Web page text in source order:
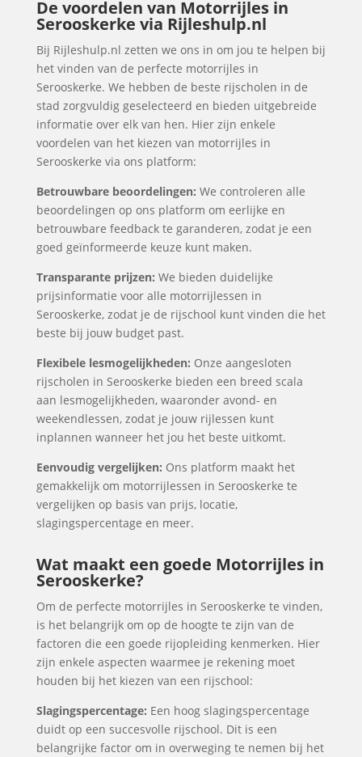
De voordelen van Motorrijles in
Serooskerke via Rijleshulp.nl
Bij Rijleshulp.nl zetten we ons in om jou te helpen bij
het vinden van de perfecte motorrijles in
Serooskerke. We hebben de beste rijscholen in de
stad zorgvuldig geselecteerd en bieden uitgebreide
informatie over elk van hen. Hier zijn enkele
voordelen van het kiezen van motorrijles in
Serooskerke via ons platform:
Betrouwbare beoordelingen: We controleren alle
beoordelingen op ons platform om eerlijke en
betrouwbare feedback te garanderen, zodat je een
goed geïnformeerde keuze kunt maken.
Transparante prijzen: We bieden duidelijke
prijsinformatie voor alle motorrijlessen in
Serooskerke, zodat je de rijschool kunt vinden die het
beste bij jouw budget past.
Flexibele lesmogelijkheden: Onze aangesloten
rijscholen in Serooskerke bieden een breed scala
aan lesmogelijkheden, waaronder avond- en
weekendlessen, zodat je jouw rijlessen kunt
inplannen wanneer het jou het beste uitkomt.
Eenvoudig vergelijken: Ons platform maakt het
gemakkelijk om motorrijlessen in Serooskerke te
vergelijken op basis van prijs, locatie,
slagingspercentage en meer.
Wat maakt een goede Motorrijles in
Serooskerke?
Om de perfecte motorrijles in Serooskerke te vinden,
is het belangrijk om op de hoogte te zijn van de
factoren die een goede rijopleiding kenmerken. Hier
zijn enkele aspecten waarmee je rekening moet
houden bij het kiezen van een rijschool:
Slagingspercentage: Een hoog slagingspercentage
duidt op een succesvolle rijschool. Dit is een
belangrijke factor om in overweging te nemen bij het